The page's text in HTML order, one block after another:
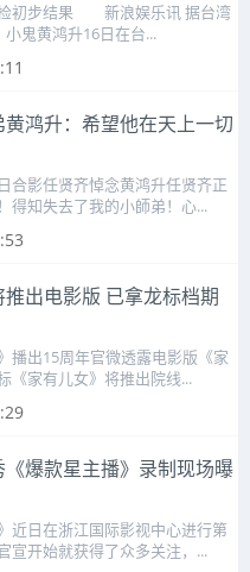
初步结果 新浪娱乐讯 据台湾
鬼黄鸿升16日在台...
鸿升：希望他在天上一切
合影任贤齐悼念黄鸿升任贤齐正
得知失去了我的小師弟！心...
推出电影版 已拿龙标档期
播出15周年官微透露电影版《家
《家有儿女》将推出院线...
爆款星主播》录制现场曝
日在浙江国际影视中心进行第
宣开始就获得了众多关注，...